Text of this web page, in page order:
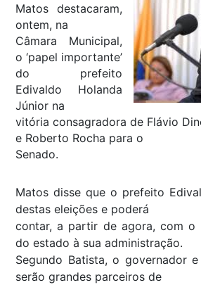
Matos destacaram,
ontem, na
Câmara Municipal,
o ‘papel importante’
do prefeito
Edivaldo Holanda
Júnior na
vitória consagradora de Flávio
e Roberto Rocha para o
Senado.
Matos disse que o prefeito
destas eleições e poderá
contar, a partir de agora, com o
do estado à sua administração.
Segundo Batista, o governador
serão grandes parceiros de